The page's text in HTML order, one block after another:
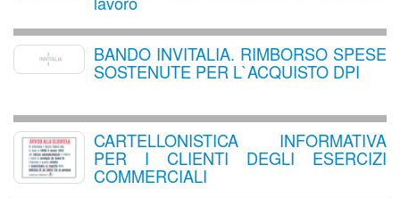
BANDO INVITALIA. RIMBORSO SPESE
SOSTENUTE PER L`ACQUISTO DPI
CARTELLONISTICA INFORMATIVA
PER I CLIENTI DEGLI ESERCIZI
COMMERCIALI